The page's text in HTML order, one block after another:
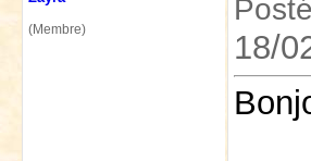
(Membre)
18/